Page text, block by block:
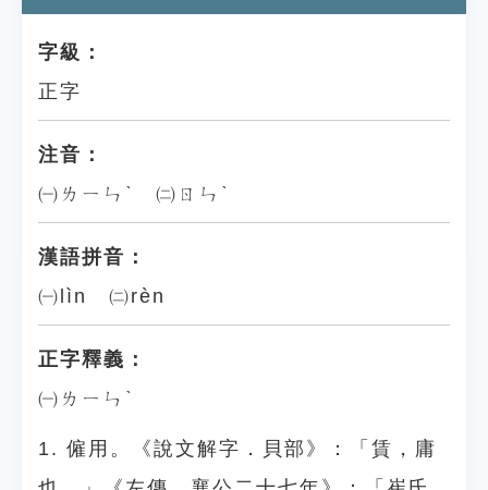
字級：
正字
注音：
㈠ㄌㄧㄣˋ ㈡ㄖㄣˋ
漢語拼音：
㈠lìn ㈡rèn
正字釋義：
㈠ㄌㄧㄣˋ
1. 僱用。《說文解字．貝部》：「賃，庸